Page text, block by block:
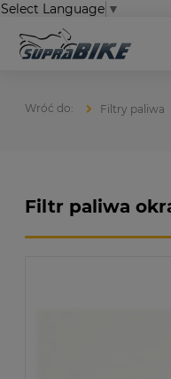
Select Language ▼
Filtry paliwa
Filtr paliwa